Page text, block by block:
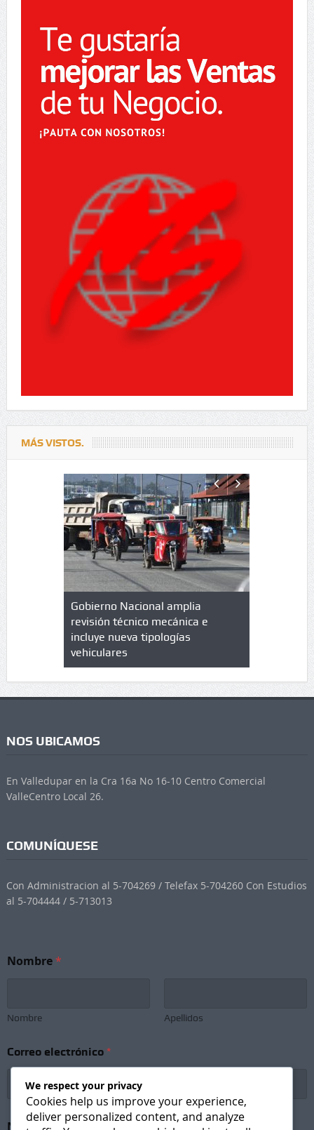
MÁS VISTOS.
de
en
Gobierno Nacional amplia
revisión técnico mecánica e
incluye nueva tipologías
vehiculares
NOS UBICAMOS
En Valledupar en la Cra 16a No 16-10 Centro Comercial
ValleCentro Local 26.
COMUNÍQUESE
Con Administracion al 5-704269 / Telefax 5-704260 Con Estudios
al 5-704444 / 5-713013
o
e
e
w
t
Nombre*
Nombre Apellidos
Correo electrónico *
Newsletter Subscription
We respect your privacy
Cookies help us improve your experience,
deliver personalized content, and analyze